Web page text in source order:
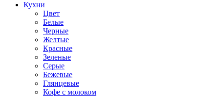
Кухни
Цвет
Белые
Черные
Желтые
Красные
Зеленые
Серые
Бежевые
Глянцевые
Кофе с молоком